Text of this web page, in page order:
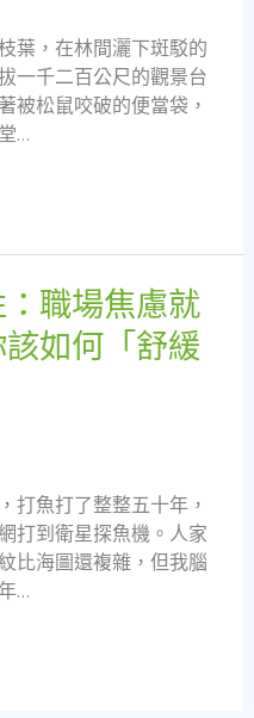
葉，在林間灑下斑駁的
一千二百公尺的觀景台
被松鼠咬破的便當袋，
…
職場焦慮就
如何「舒緩
打魚打了整整五十年，
打到衛星探魚機。人家
比海圖還複雜，但我腦
…